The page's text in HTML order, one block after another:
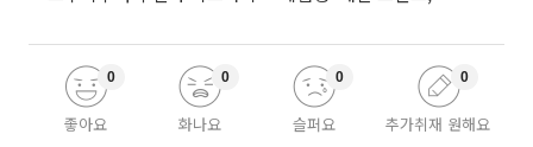
좋아요
0
화나요
0
슬퍼요
0
추가취재 원해요
0